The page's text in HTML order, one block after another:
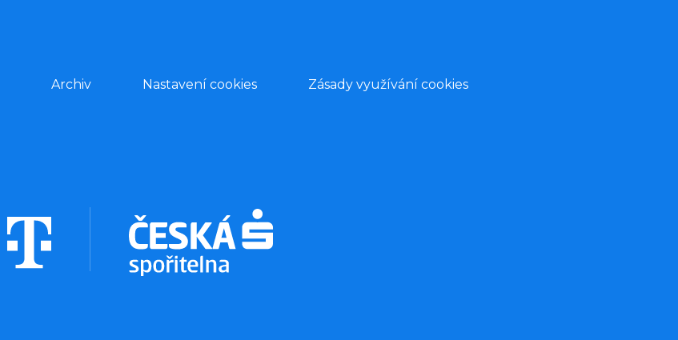
Archiv Nastavení cookies Zásady využívání cookies